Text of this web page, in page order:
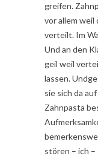
greifen.
vor allem weil
verteilt. Im
Und an den
geil weil
lassen.
sie sich da
Zahnpasta
stören – ich